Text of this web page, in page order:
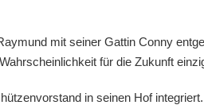
mit seiner Gattin Conny
für die Zukunft
in seinen Hof